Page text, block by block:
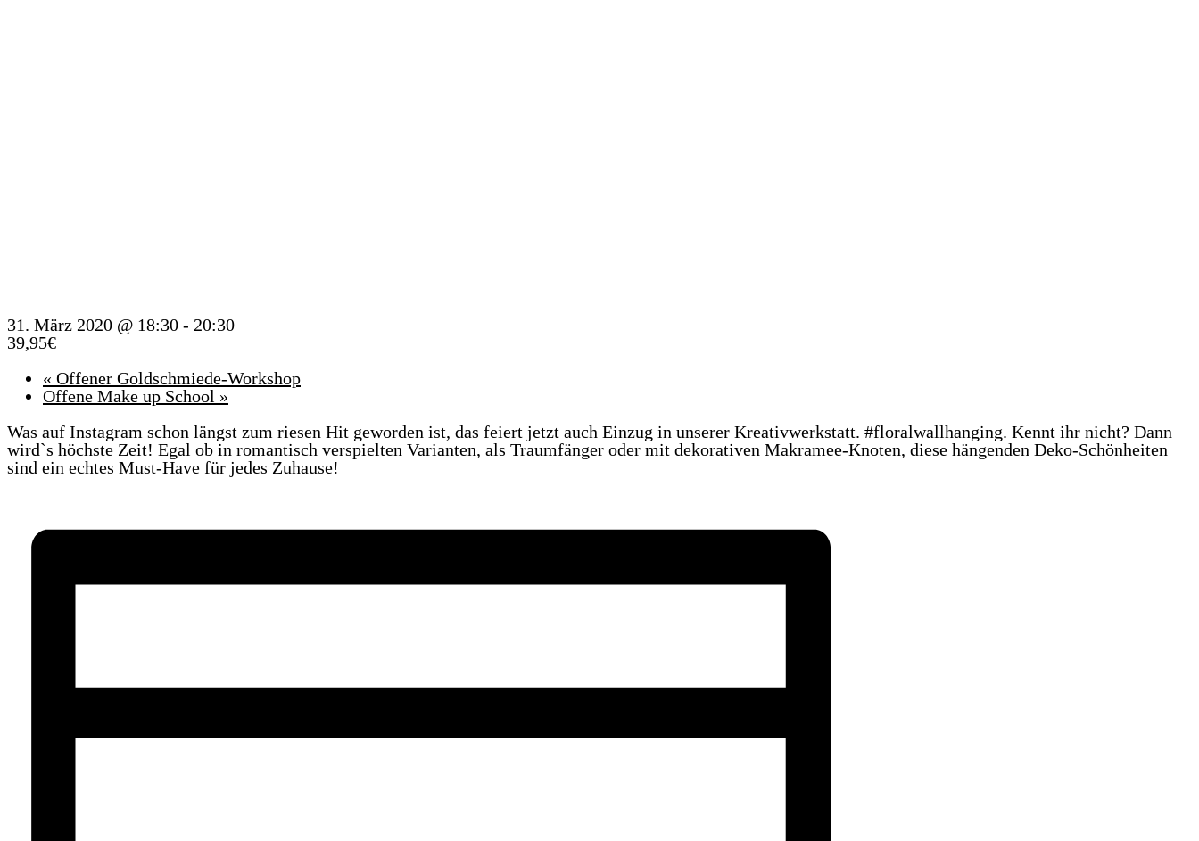
31. März 2020 @ 18:30 - 20:30
39,95€
« Offener Goldschmiede-Workshop
Offene Make up School »
Was auf Instagram schon längst zum riesen Hit geworden ist, das feiert jetzt auch Einzug in unserer Kreativwerkstatt. #floralwallhanging. Kennt ihr nicht? Dann
wird`s höchste Zeit! Egal ob in romantisch verspielten Varianten, als Traumfänger oder mit dekorativen Makramee-Knoten, diese hängenden Deko-Schönheiten
sind ein echtes Must-Have für jedes Zuhause!